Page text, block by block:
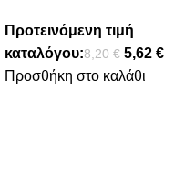
Προτεινόμενη τιμή
καταλόγου:8,20€ 5,62 €
Προσθήκη στο καλάθι